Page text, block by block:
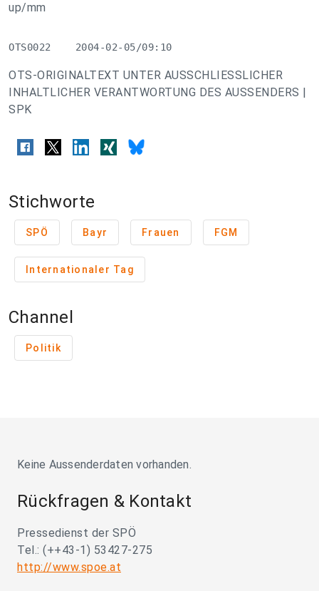
up/mm
OTS0022    2004-02-05/09:10
OTS-ORIGINALTEXT UNTER AUSSCHLIESSLICHER
INHALTLICHER VERANTWORTUNG DES AUSSENDERS |
SPK
Stichworte
SPÖ Bayr Frauen FGM
Internationaler Tag
Channel
Politik
Keine Aussenderdaten vorhanden.
Rückfragen & Kontakt
Pressedienst der SPÖ
Tel.: (++43-1) 53427-275
http://www.spoe.at